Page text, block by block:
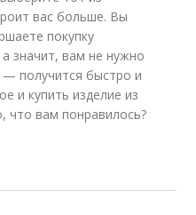
вас больше. Вы
покупку
значит, вам не нужно
получится быстро и
и купить изделие из
что вам понравилось?